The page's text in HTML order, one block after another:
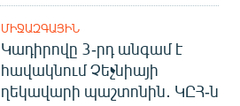
ՄԻՋԱԶԳԱՅԻՆ
Կադիրովը 3-րդ անգամ է
հավակնում Չեչնիայի
ղեկավարի պաշտոնին․ ԿԸՀ-ն